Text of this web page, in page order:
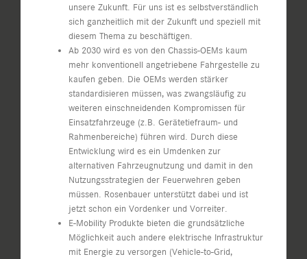
unsere Zukunft. Für uns ist es selbstverständlich
sich ganzheitlich mit der Zukunft und speziell mit
diesem Thema zu beschäftigen.
Ab 2030 wird es von den Chassis-OEMs kaum
mehr konventionell angetriebene Fahrgestelle zu
kaufen geben. Die OEMs werden stärker
standardisieren müssen, was zwangsläufig zu
weiteren einschneidenden Kompromissen für
Einsatzfahrzeuge (z.B. Gerätetiefraum- und
Rahmenbereiche) führen wird. Durch diese
Entwicklung wird es ein Umdenken zur
alternativen Fahrzeugnutzung und damit in den
Nutzungsstrategien der Feuerwehren geben
müssen. Rosenbauer unterstützt dabei und ist
jetzt schon ein Vordenker und Vorreiter.
E-Mobility Produkte bieten die grundsätzliche
Möglichkeit auch andere elektrische Infrastruktur
mit Energie zu versorgen (Vehicle-to-Grid,